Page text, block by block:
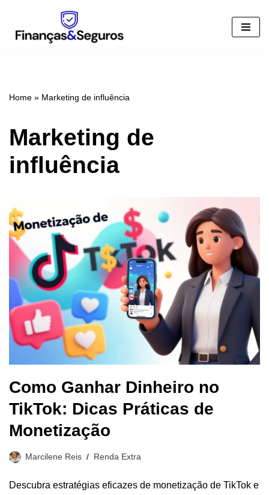
Pular
Home » Marketing de influência
Marketing de
influência
Como Ganhar Dinheiro no
TikTok: Dicas Práticas de
Monetização
Marcilene Reis Renda Extra
Descubra estratégias eficazes de monetização de TikTok e